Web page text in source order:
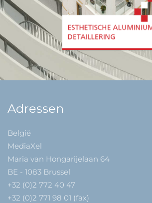
Adressen
België
MediaXel
Maria van Hongarijelaan 64
BE - 1083 Brussel
+32 (0)2 772 40 47
+32 (0)2 771 98 01 (fax)